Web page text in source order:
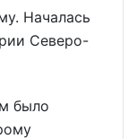
Началась
Северо-
было